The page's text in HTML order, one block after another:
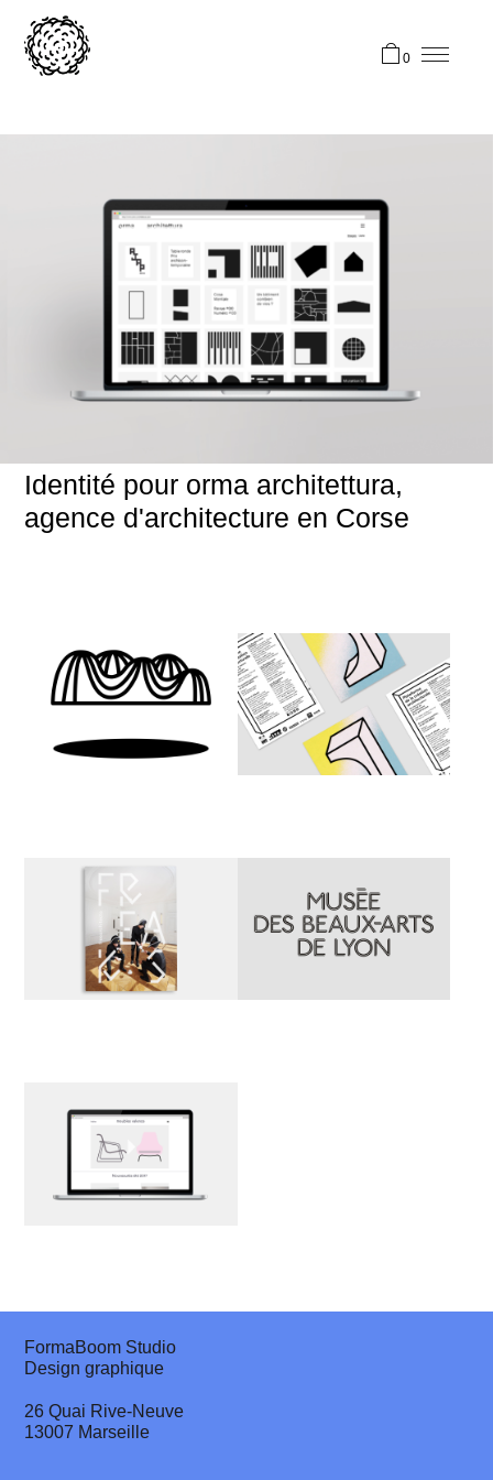
0
Identité pour orma architettura,
agence d'architecture en Corse
FormaBoom Studio
Design graphique
26 Quai Rive-Neuve
13007 Marseille